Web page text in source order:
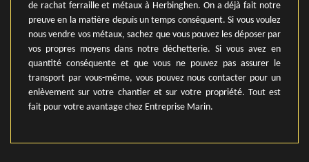
de rachat ferraille et métaux à Herbinghen. On a déjà fait notre
preuve en la matière depuis un temps conséquent. Si vous voulez
nous vendre vos métaux, sachez que vous pouvez les déposer par
vos propres moyens dans notre déchetterie. Si vous avez en
quantité conséquente et que vous ne pouvez pas assurer le
transport par vous-même, vous pouvez nous contacter pour un
enlèvement sur votre chantier et sur votre propriété. Tout est
fait pour votre avantage chez Entreprise Marin.